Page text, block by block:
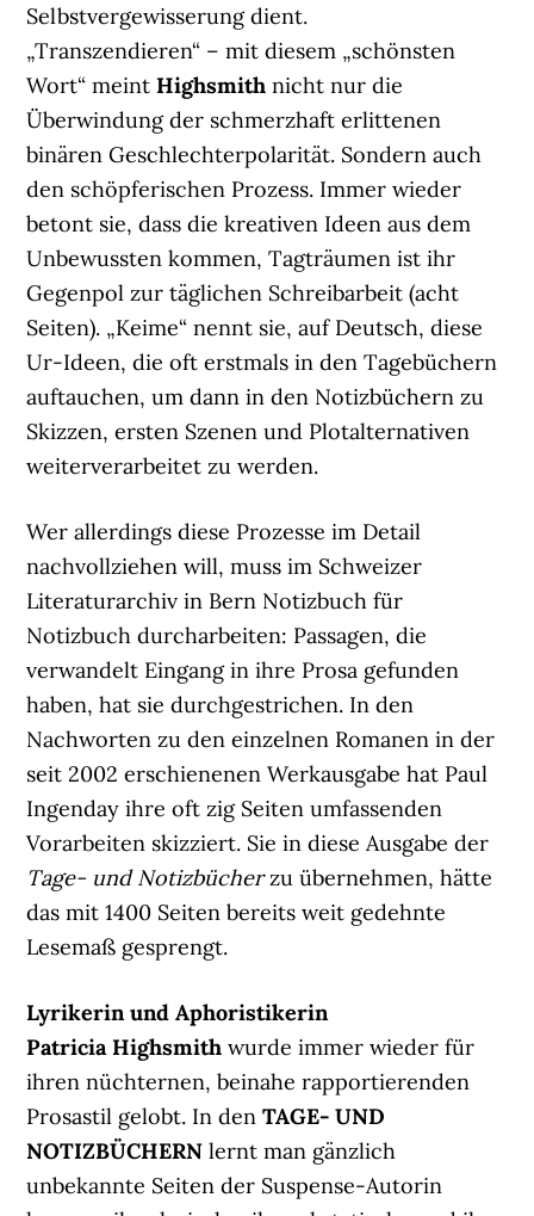
Selbstvergewisserung dient.
„Transzendieren“ – mit diesem „schönsten
Wort“ meintHighsmith nicht nur die
Überwindung der schmerzhaft erlittenen
binären Geschlechterpolarität. Sondern auch
den schöpferischen Prozess. Immer wieder
betont sie, dass die kreativen Ideen aus dem
Unbewussten kommen, Tagträumen ist ihr
Gegenpol zur täglichen Schreibarbeit (acht
Seiten). „Keime“ nennt sie, auf Deutsch, diese
Ur-Ideen, die oft erstmals in den Tagebüchern
auftauchen, um dann in den Notizbüchern zu
Skizzen, ersten Szenen und Plotalternativen
weiterverarbeitet zu werden.
Wer allerdings diese Prozesse im Detail
nachvollziehen will, muss im Schweizer
Literaturarchiv in Bern Notizbuch für
Notizbuch durcharbeiten: Passagen, die
verwandelt Eingang in ihre Prosa gefunden
haben, hat sie durchgestrichen. In den
Nachworten zu den einzelnen Romanen in der
seit 2002 erschienenen Werkausgabe hat Paul
Ingenday ihre oft zig Seiten umfassenden
Vorarbeiten skizziert. Sie in diese Ausgabe der
Tage- und Notizbücherzu übernehmen, hätte
das mit 1400 Seiten bereits weit gedehnte
Lesemaß gesprengt.
Lyrikerin und Aphoristikerin
Patricia Highsmith wurde immer wieder für
ihren nüchternen, beinahe rapportierenden
Prosastil gelobt. In denTAGE- UND
NOTIZBÜCHERNlernt man gänzlich
unbekannte Seiten der Suspense-Autorin